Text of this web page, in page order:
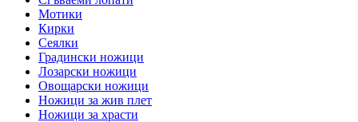
Мотики
Кирки
Сеялки
Градински ножици
Лозарски ножици
Овощарски ножици
Ножици за жив плет
Ножици за храсти